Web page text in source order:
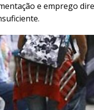
e emprego